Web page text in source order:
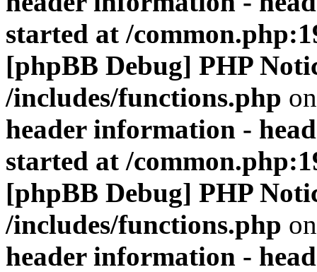
started at /
[phpBB Debug] PHP
/includes/functions.php
header information -
started at /
[phpBB Debug] PHP
/includes/functions.php
header information -